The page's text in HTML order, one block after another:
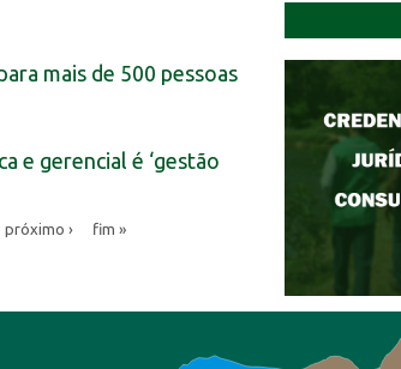
mais de 500 pessoas
e gerencial é ‘gestão
próximo › fim »